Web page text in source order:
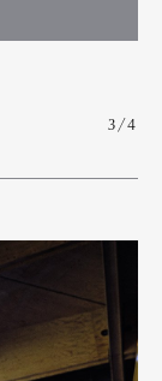
3/4